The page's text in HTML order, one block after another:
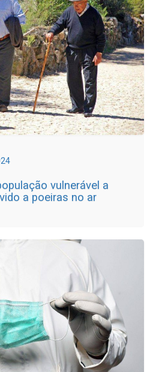
vulnerável a
a poeiras no ar